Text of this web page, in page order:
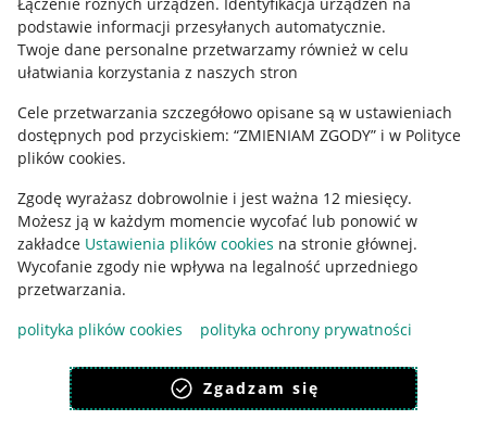
podstawie informacji przesyłanych automatycznie.
Twoje dane personalne przetwarzamy również w celu
ułatwiania korzystania z naszych stron
Cele przetwarzania szczegółowo opisane są w ustawieniach
dostępnych pod przyciskiem: “ZMIENIAM ZGODY” i w Polityce
plików cookies.
Zgodę wyrażasz dobrowolnie i jest ważna 12 miesięcy.
Możesz ją w każdym momencie wycofać lub ponowić w
zakładce Ustawienia plików cookies na stronie głównej.
Wycofanie zgody nie wpływa na legalność uprzedniego
przetwarzania.
polityka plików cookies
polityka ochrony prywatności
Zgadzam się
Polityka plików "cookies"
Ustawienia plików "cookies"
Udostępnianie lokalizacji
Informacje dla Aktu o Usługach Cyfrowych
Pobierz aplikację